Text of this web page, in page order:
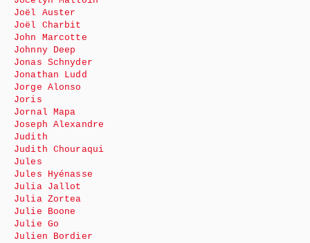
Joël Auster
Joël Charbit
John Marcotte
Johnny Deep
Jonas Schnyder
Jonathan Ludd
Jorge Alonso
Joris
Jornal Mapa
Joseph Alexandre
Judith
Judith Chouraqui
Jules
Jules Hyénasse
Julia Jallot
Julia Zortea
Julie Boone
Julie Go
Julien Bordier